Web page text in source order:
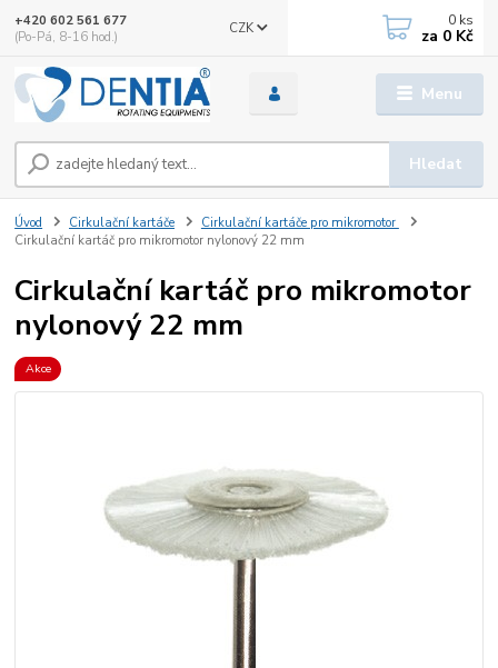
Menu
CZK
Hledat
+420 602 561 677
(Po-Pá, 8-16 hod.)
0 ks
za 0 Kč
Úvod Cirkulační kartáče
Cirkulační kartáče pro mikromotor
Cirkulační kartáč pro mikromotor nylonový 22 mm
Cirkulační kartáč pro mikromotor
nylonový 22 mm
Akce